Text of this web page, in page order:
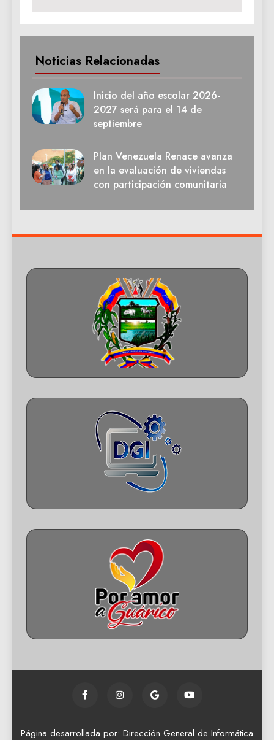
Noticias Relacionadas
Inicio del año escolar 2026-
2027 será para el 14 de
septiembre
Plan Venezuela Renace avanza
en la evaluación de viviendas
con participación comunitaria
Página desarrollada por: Dirección General de Informática